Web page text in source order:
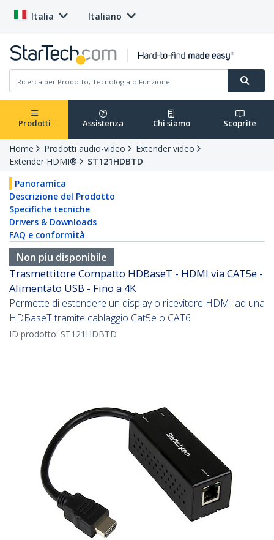
Italia Italiano
Prodotti Assistenza Chi siamo Scoprite
Home Prodotti audio-video
Extender video
Extender HDMI®
ST121HDBTD
Panoramica
Descrizione del Prodotto
Specifiche tecniche
Drivers & Downloads
FAQ e conformità
Non piu disponibile
Trasmettitore Compatto HDBaseT - HDMI via CAT5e -
Alimentato USB - Fino a 4K
Permette di estendere un display o ricevitore HDMI ad una
HDBaseT tramite cablaggio Cat5e o CAT6
ID prodotto: ST121HDBTD